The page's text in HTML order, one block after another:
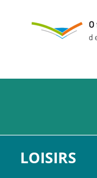
LOISIRS